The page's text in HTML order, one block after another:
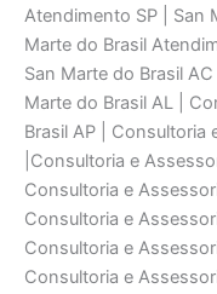
Atendimento SP | San
Marte do Brasil
San Marte do Brasil
Marte do Brasil AL |
Brasil AP | Consultoria
|Consultoria e
Consultoria e
Consultoria e
Consultoria e
Consultoria e